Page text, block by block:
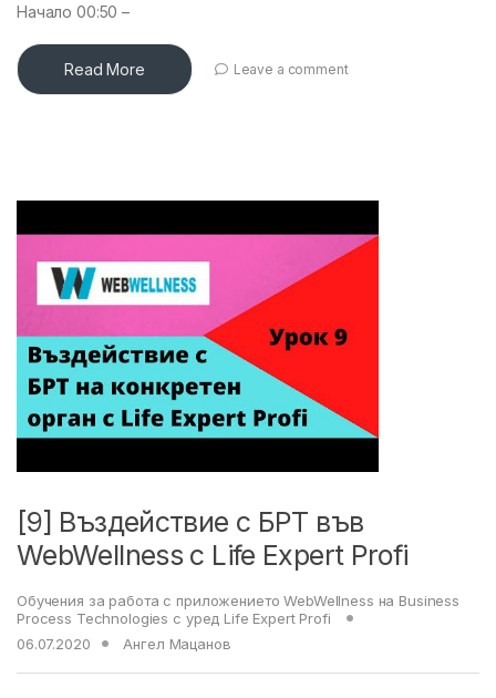
Начало 00:50 –
Read More Leave a comment
[9] Въздействие с БРТ във
WebWellness с Life Expert Profi
Обучения за работа с приложението WebWellness на Business
Process Technologies с уред Life Expert Profi
06.07.2020
Ангел Мацанов